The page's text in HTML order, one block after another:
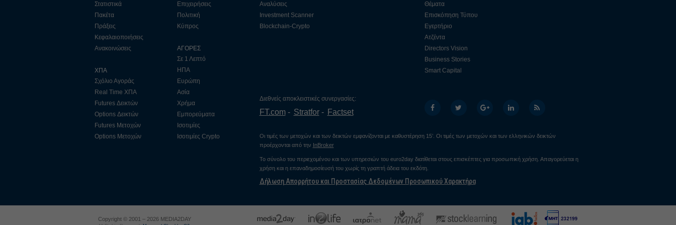
Στατιστικά
Πακέτα
Πράξεις
Κεφαλαιοποιήσεις
Ανακοινώσεις
ΧΠΑ
Σχόλιο Αγοράς
Real Time ΧΠΑ
Futures Δεικτών
Options Δεικτών
Futures Μετοχών
Options Μετοχών
Επιχειρήσεις
Πολιτική
Κύπρος
ΑΓΟΡΕΣ
Σε 1 Λεπτό
ΗΠΑ
Ευρώπη
Ασία
Χρήμα
Εμπορεύματα
Ισοτιμίες
Ισοτιμίες Crypto
Αναλύσεις
Investment Scanner
Blockchain-Crypto
Θέματα
Επισκόπηση Τύπου
Εγερτήριο
Ατζέντα
Directors Vision
Business Stories
Smart Capital
Διεθνείς αποκλειστικές συνεργασίες:
FT.com Stratfor Factset
Οι τιμές των μετοχών και των δεικτών εμφανίζονται με καθυστέρηση 15’. Οι τιμές των μετοχών και των ελληνικών δεικτών
προέρχονται από την InBroker
Το σύνολο του περιεχομένου και των υπηρεσιών του euro2day διατίθεται στους επισκέπτες για προσωπική χρήση. Απαγορεύεται η
χρήση και η επαναδημοσίευσή του χωρίς τη γραπτή άδεια του εκδότη.
Δήλωση Απορρήτου και Προστασίας Δεδομένων Προσωπικού Χαρακτήρα
Copyright © 2001 – 2026 MEDIA2DAY